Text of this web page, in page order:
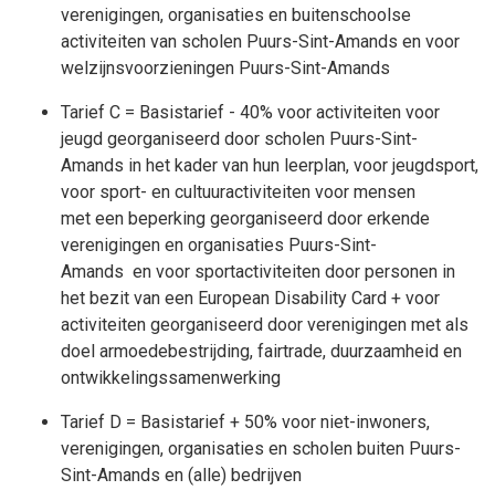
verenigingen, organisaties en buitenschoolse
activiteiten van scholen Puurs-Sint-Amands en voor
welzijnsvoorzieningen Puurs-Sint-Amands
Tarief C = Basistarief - 40% voor activiteiten voor
jeugd georganiseerd door scholen Puurs-Sint-
Amands in het kader van hun leerplan, voor jeugdsport,
voor sport- en cultuuractiviteiten voor mensen
met een beperking georganiseerd door erkende
verenigingen en organisaties Puurs-Sint-
Amands en voor sportactiviteiten door personen in
het bezit van een European Disability Card + voor
activiteiten georganiseerd door verenigingen met als
doel armoedebestrijding, fairtrade, duurzaamheid en
ontwikkelingssamenwerking
Tarief D = Basistarief + 50% voor niet-inwoners,
verenigingen, organisaties en scholen buiten Puurs-
Sint-Amands en (alle) bedrijven